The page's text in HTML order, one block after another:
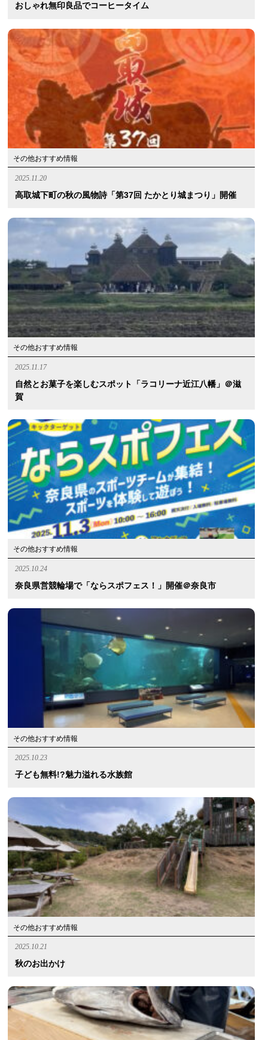
おしゃれ無印良品でコーヒータイム
その他おすすめ情報
2025.11.20
高取城下町の秋の風物詩「第37回 たかとり城まつり」開催
その他おすすめ情報
2025.11.17
自然とお菓子を楽しむスポット「ラコリーナ近江八幡」＠滋
賀
その他おすすめ情報
2025.10.24
奈良県営競輪場で「ならスポフェス！」開催＠奈良市
その他おすすめ情報
2025.10.23
子ども無料!?魅力溢れる水族館
その他おすすめ情報
2025.10.21
秋のお出かけ